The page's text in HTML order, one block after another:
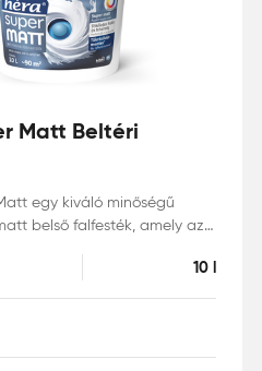
Matt Beltéri
egy kiváló minőségű
belső falfesték, amely az
köszönhetően optikailag
és így elfedi az alap
hoz létre, amely
10 l